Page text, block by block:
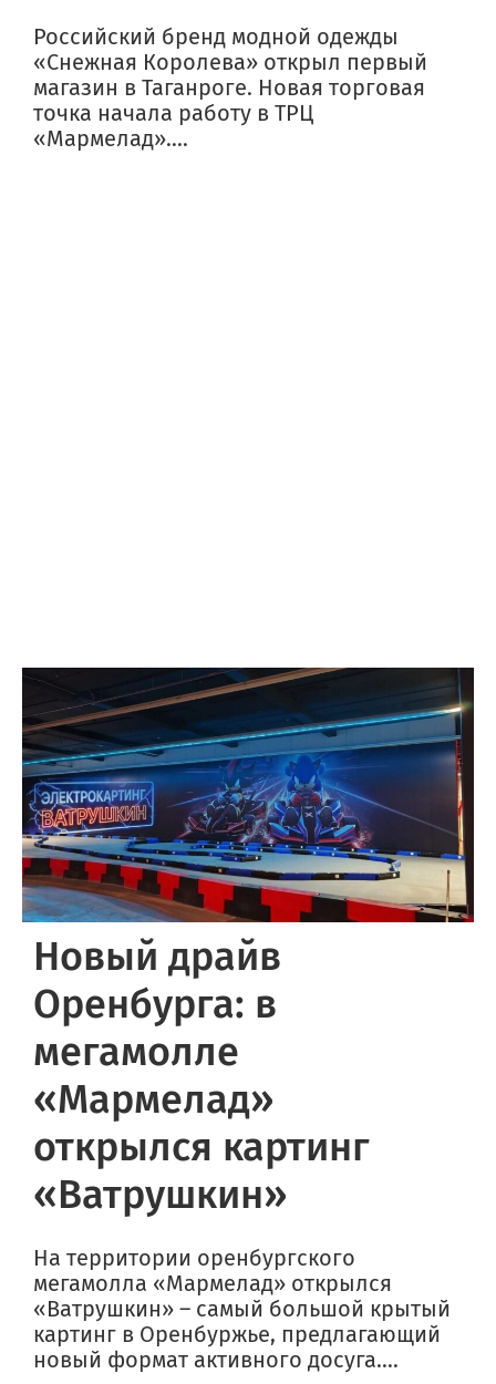
Российский бренд модной одежды
«Снежная Королева» открыл первый
магазин в Таганроге. Новая торговая
точка начала работу в ТРЦ
«Мармелад»....
Новый драйв
Оренбурга: в
мегамолле
«Мармелад»
открылся картинг
«Ватрушкин»
На территории оренбургского
мегамолла «Мармелад» открылся
«Ватрушкин» – самый большой крытый
картинг в Оренбуржье, предлагающий
новый формат активного досуга....